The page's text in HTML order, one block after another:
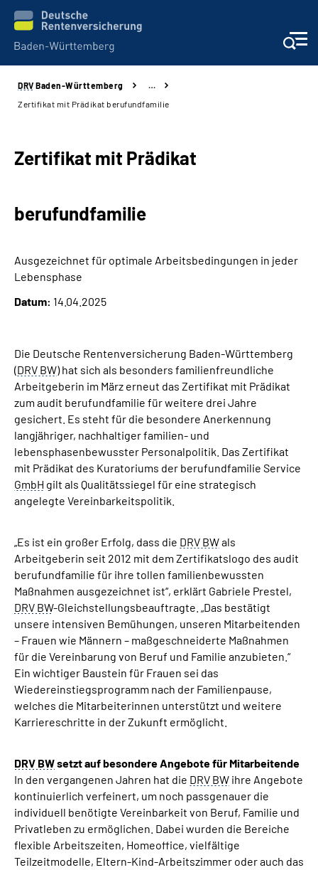
Beratung und Kontakt
Karriere
Leichte Sprache
Suche
Mein Kundenportal
DRV Baden-Württemberg
…
Zertifikat mit Prädikat berufundfamilie
Zertifikat mit Prädikat
berufundfamilie
Ausgezeichnet für optimale Arbeitsbedingungen in jeder
Lebensphase
Datum: 14.04.2025
Die Deutsche Rentenversicherung Baden-Württemberg
(DRV BW) hat sich als besonders familienfreundliche
Arbeitgeberin im März erneut das Zertifikat mit Prädikat
zum audit berufundfamilie für weitere drei Jahre
gesichert. Es steht für die besondere Anerkennung
langjähriger, nachhaltiger familien- und
lebensphasenbewusster Personalpolitik. Das Zertifikat
mit Prädikat des Kuratoriums der berufundfamilie Service
GmbH gilt als Qualitätssiegel für eine strategisch
angelegte Vereinbarkeitspolitik.
„Es ist ein großer Erfolg, dass die DRV BWals
Arbeitgeberin seit 2012 mit dem Zertifikatslogo des audit
berufundfamilie für ihre tollen familienbewussten
Maßnahmen ausgezeichnet ist“, erklärt Gabriele Prestel,
DRV BW-Gleichstellungsbeauftragte. „Das bestätigt
unsere intensiven Bemühungen, unseren Mitarbeitenden
– Frauen wie Männern – maßgeschneiderte Maßnahmen
für die Vereinbarung von Beruf und Familie anzubieten.“
Ein wichtiger Baustein für Frauen sei das
Wiedereinstiegsprogramm nach der Familienpause,
welches die Mitarbeiterinnen unterstützt und weitere
Karriereschritte in der Zukunft ermöglicht.
DRV BWsetzt auf besondere Angebote für Mitarbeitende
In den vergangenen Jahren hat die DRV BW ihre Angebote
kontinuierlich verfeinert, um noch passgenauer die
individuell benötigte Vereinbarkeit von Beruf, Familie und
Privatleben zu ermöglichen. Dabei wurden die Bereiche
flexible Arbeitszeiten, Homeoffice, vielfältige
Teilzeitmodelle, Eltern-Kind-Arbeitszimmer oder auch das